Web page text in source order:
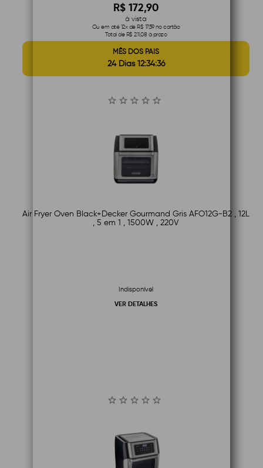
R$ 172,90
à vista
Ou em até 12x de R$ 17,59 no cartão
Total de R$ 211,08 à prazo
MÊS DOS PAIS
24 Dias 12:34:35
Air Fryer Oven Black+Decker Gourmand Gris AFO12G-B2 , 12L
, 5 em 1 , 1500W , 220V
Indisponível
VER DETALHES